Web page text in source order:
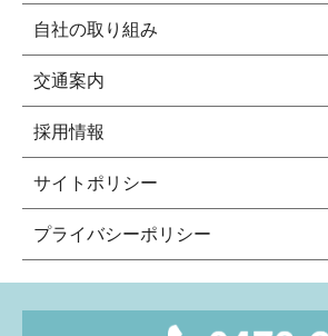
自社の取り組み
交通案内
採用情報
サイトポリシー
プライバシーポリシー